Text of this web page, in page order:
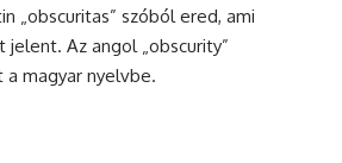
„obscuritas” szóból ered, ami
Az angol „obscurity”
magyar nyelvbe.